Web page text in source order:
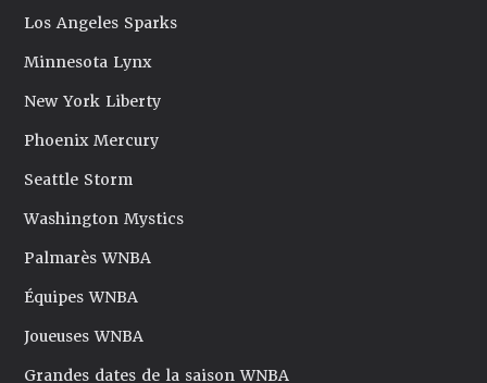
Los Angeles Sparks
Minnesota Lynx
New York Liberty
Phoenix Mercury
Seattle Storm
Washington Mystics
Palmarès WNBA
Équipes WNBA
Joueuses WNBA
Grandes dates de la saison WNBA